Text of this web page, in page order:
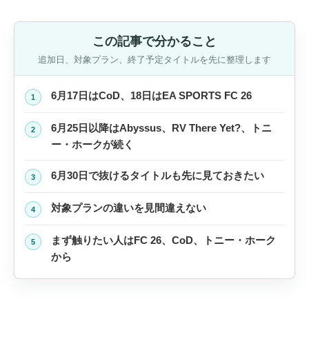
この記事で分かること
追加日、対象プラン、終了予定タイトルを先に整理します
1 6月17日はCoD、18日はEA SPORTS FC 26
2
6月25日以降はAbyssus、RV There Yet?、トニ
ー・ホークが続く
3 6月30日で抜けるタイトルも先に見ておきたい
4 対象プランの違いを見間違えない
5
まず触りたい人はFC 26、CoD、トニー・ホーク
から